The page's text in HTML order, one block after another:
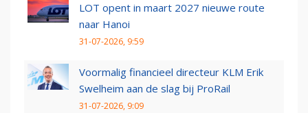
LOT opent in maart 2027 nieuwe route
naar Hanoi
31-07-2026, 9:59
Voormalig financieel directeur KLM Erik
Swelheim aan de slag bij ProRail
31-07-2026, 9:09